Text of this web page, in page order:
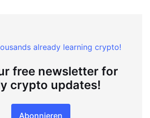
already learning crypto!
free newsletter for
crypto updates!
Abonnieren